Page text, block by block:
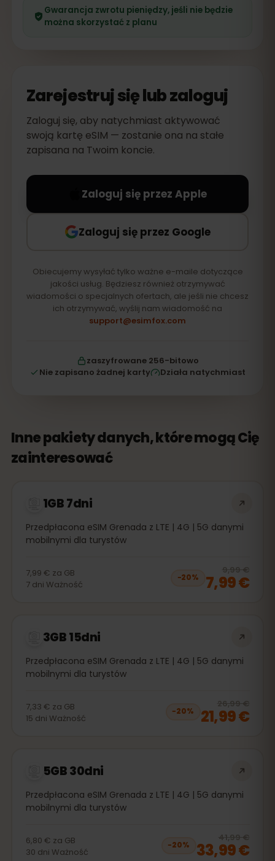
Gwarancja zwrotu pieniędzy, jeśli nie będzie
można skorzystać z planu
Zarejestruj się lub zaloguj
Zaloguj się, aby natychmiast aktywować
swoją kartę eSIM — zostanie ona na stałe
zapisana na Twoim koncie.
Zaloguj się przez Apple
Zaloguj się przez Google
Obiecujemy wysyłać tylko ważne e-maile dotyczące
jakości usług. Będziesz również otrzymywać
wiadomości o specjalnych ofertach, ale jeśli nie chcesz
ich otrzymywać, wyślij nam wiadomość na
support@esimfox.com
zaszyfrowane 256-bitowo
Nie zapisano żadnej karty
Działa natychmiast
Inne pakiety danych, które mogą Cię
zainteresować
1GB 7dni
Przedpłacona eSIM Grenada z LTE | 4G | 5G danymi
mobilnymi dla turystów
7,99 € za GB
7 dni Ważność
−20%
9,99 €
7,99 €
3GB 15dni
Przedpłacona eSIM Grenada z LTE | 4G | 5G danymi
mobilnymi dla turystów
7,33 € za GB
15 dni Ważność
−20%
26,99 €
21,99 €
5GB 30dni
Przedpłacona eSIM Grenada z LTE | 4G | 5G danymi
mobilnymi dla turystów
6,80 € za GB
30 dni Ważność
−20%
41,99 €
33,99 €